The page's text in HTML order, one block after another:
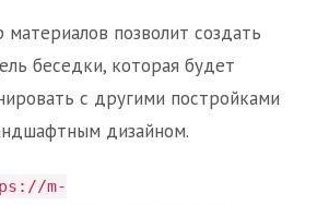
позволит создать
беседки, которая будет
с другими постройками
дизайном.
m-